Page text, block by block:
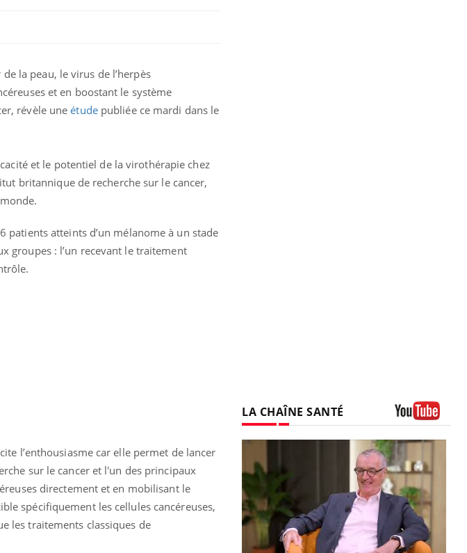
la peau, le virus de l’herpès
et en boostant le système
révèle uneétudepubliée ce mardi dans le
et le potentiel de la virothérapie chez
britannique de recherche sur le cancer,
atteints d’un mélanome à un stade
groupes : l’un recevant le traitement
l’enthousiasme car elle permet de lancer
sur le cancer et l'un des principaux
directement et en mobilisant le
spécifiquement les cellules cancéreuses,
les traitements classiques de
LA CHAÎNE SANTÉ